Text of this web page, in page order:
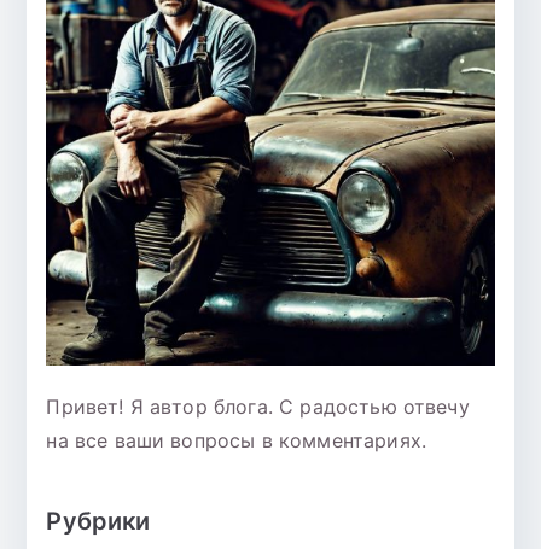
Привет! Я автор блога. С радостью отвечу
на все ваши вопросы в комментариях.
Рубрики